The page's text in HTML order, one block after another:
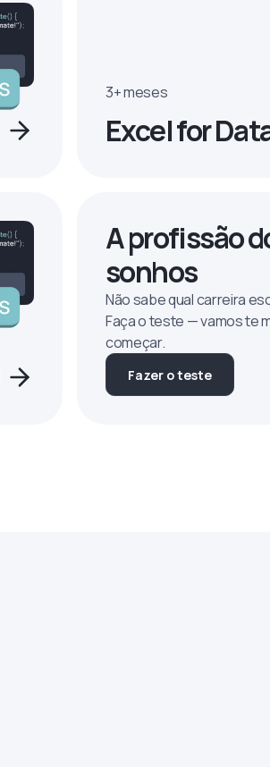
3+ meses
Excel for
A profissão
sonhos
Não sabe qual carreira
Faça o teste — vamos te
começar.
Fazer o teste